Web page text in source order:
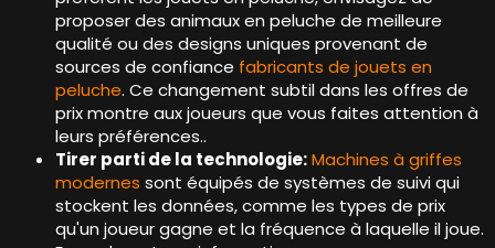
proposer des animaux en peluche de meilleure
qualité ou des designs uniques provenant de
sources de confiance fabricants de jouets en
peluche. Ce changement subtil dans les offres de
prix montre aux joueurs que vous faites attention à
leurs préférences..
Tirer parti de la technologie:Machines à griffes
modernes sont équipés de systèmes de suivi qui
stockent les données, comme les types de prix
qu'un joueur gagne et la fréquence à laquelle il joue.